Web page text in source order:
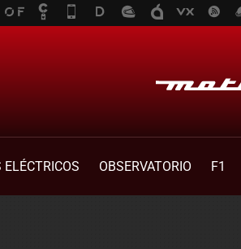
ELÉCTRICOS OBSERVATORIO F1